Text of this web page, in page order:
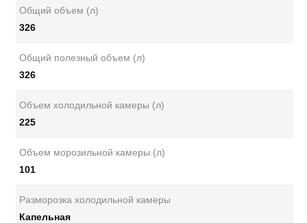
Общий объем (л)
326
Общий полезный объем (л)
326
Объем холодильной камеры (л)
225
Объем морозильной камеры (л)
101
Разморозка холодильной камеры
Капельная